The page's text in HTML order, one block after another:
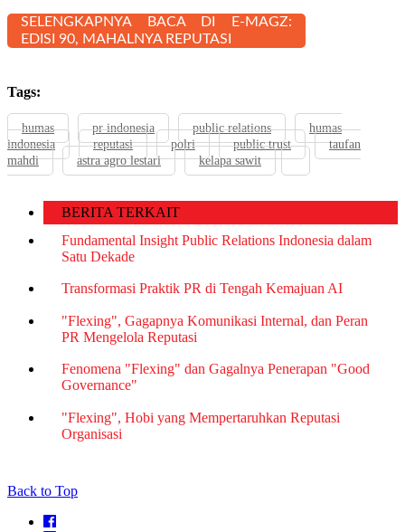
SELENGKAPNYA BACA DI E-MAGZ:
EDISI 90, MAHALNYA REPUTASI
Tags:
humas pr indonesia public relations
humas
indonesia
reputasi polri public trust
taufan
mahdi
astra agro lestari kelapa sawit
BERITA TERKAIT
Fundamental Insight Public Relations Indonesia dalam
Satu Dekade
Transformasi Praktik PR di Tengah Kemajuan AI
"Flexing", Gagapnya Komunikasi Internal, dan Peran
PR Mengelola Reputasi
Fenomena "Flexing" dan Gagalnya Penerapan "Good
Governance"
"Flexing", Hobi yang Mempertaruhkan Reputasi
Organisasi
Back to Top